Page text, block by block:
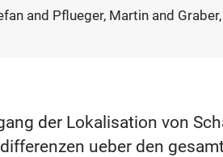
and Pflueger, Martin and
der Lokalisation von
ueber den